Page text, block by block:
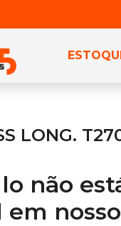
LONG.
não